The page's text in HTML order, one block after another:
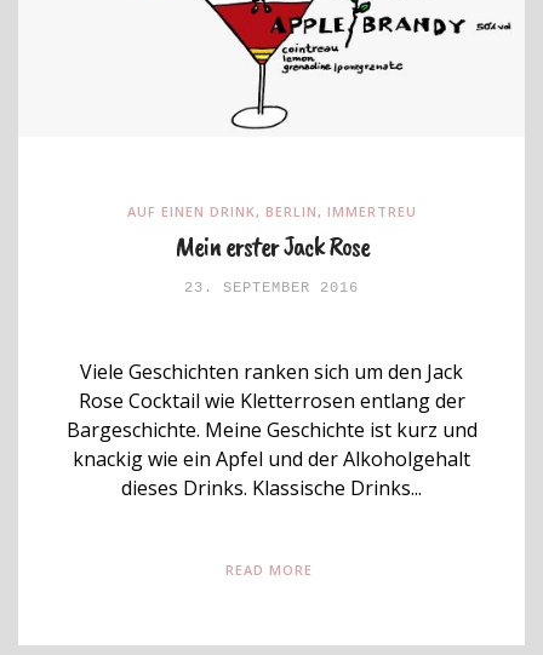
AUF EINEN DRINK, BERLIN , IMMERTREU
Mein erster Jack Rose
23. SEPTEMBER 2016
Viele Geschichten ranken sich um den Jack
Rose Cocktail wie Kletterrosen entlang der
Bargeschichte. Meine Geschichte ist kurz und
knackig wie ein Apfel und der Alkoholgehalt
dieses Drinks. Klassische Drinks...
READ MORE